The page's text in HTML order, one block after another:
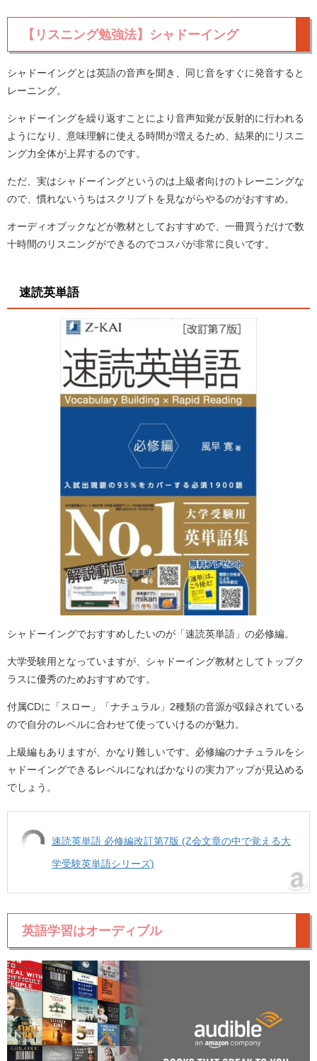
【リスニング勉強法】シャドーイング
シャドーイングとは英語の音声を聞き、同じ音をすぐに発音すると
レーニング。
シャドーイングを繰り返すことにより音声知覚が反射的に行われる
ようになり、意味理解に使える時間が増えるため、結果的にリスニ
ング力全体が上昇するのです。
ただ、実はシャドーイングというのは上級者向けのトレーニングな
ので、慣れないうちはスクリプトを見ながらやるのがおすすめ。
オーディオブックなどが教材としておすすめで、一冊買うだけで数
十時間のリスニングができるのでコスパが非常に良いです。
速読英単語
シャドーイングでおすすめしたいのが「速読英単語」の必修編。
大学受験用となっていますが、シャドーイング教材としてトップク
ラスに優秀のためおすすめです。
付属CDに「スロー」「ナチュラル」2種類の音源が収録されている
ので自分のレベルに合わせて使っていけるのが魅力。
上級編もありますが、かなり難しいです。必修編のナチュラルをシ
ャドーイングできるレベルになればかなりの実力アップが見込める
でしょう。
速読英単語 必修編改訂第7版 (Z会文章の中で覚える大
学受験英単語シリーズ)
英語学習はオーディブル